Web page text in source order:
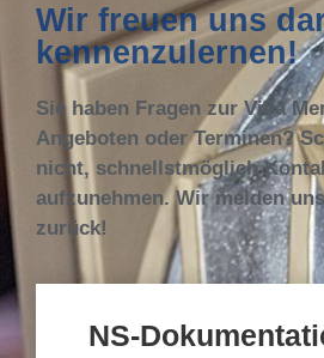
Wir freuen uns
kennenzulernen!
Sie haben Fragen zur Villa
Angeboten oder Terminen?
nicht, schnellstmöglich
aufzunehmen. Wir melden
zurück!
NS-